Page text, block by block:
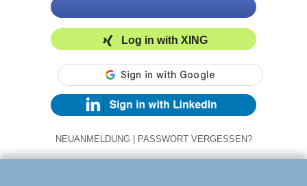
Log in with XING
NEUANMELDUNG | PASSWORT VERGESSEN?